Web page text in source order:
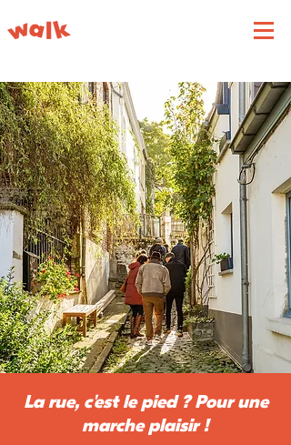
La rue, c'est le pied ? Pour une
marche plaisir !